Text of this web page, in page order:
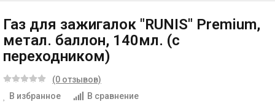
Газ для зажигалок "RUNIS" Premium,
метал. баллон, 140мл. (с
переходником)
(0 отзывов)
В избранное
В сравнение